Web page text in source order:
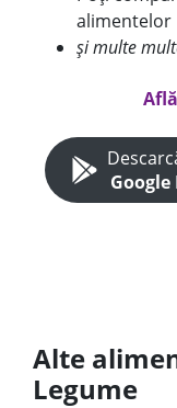
alimentelor
și multe
Google
Alte
Legume